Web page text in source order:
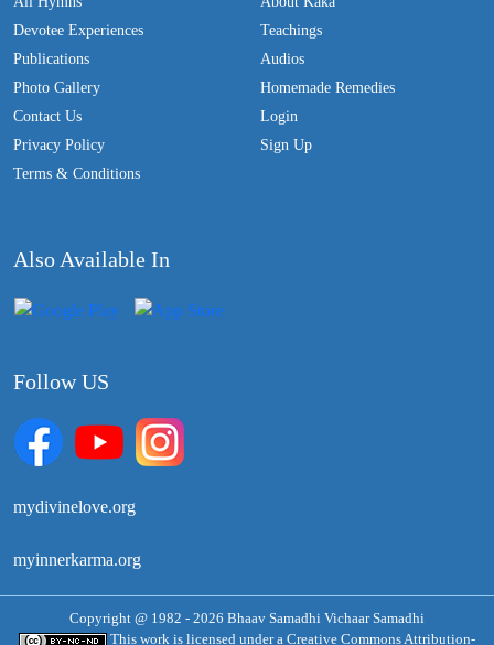
Devotee Experiences
Publications
Photo Gallery
Contact Us
Privacy Policy
Terms & Conditions
Teachings
Audios
Homemade Remedies
Login
Sign Up
Also Available In
Follow US
mydivinelove.org
myinnerkarma.org
Copyright @ 1982 - 2026 Bhaav Samadhi Vichaar Samadhi
This work is licensed under a Creative Commons Attribution-